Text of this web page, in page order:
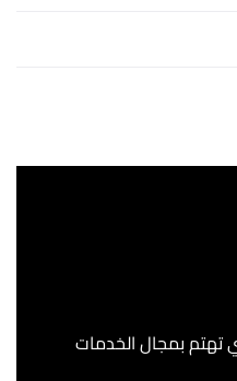
تهتم بمجال الخدمات